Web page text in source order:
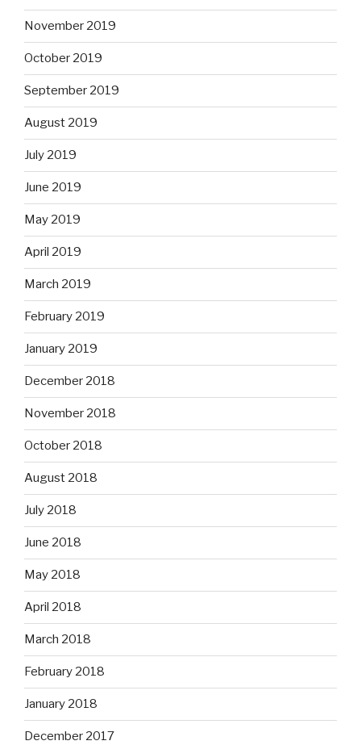
November 2019
October 2019
September 2019
August 2019
July 2019
June 2019
May 2019
April 2019
March 2019
February 2019
January 2019
December 2018
November 2018
October 2018
August 2018
July 2018
June 2018
May 2018
April 2018
March 2018
February 2018
January 2018
December 2017